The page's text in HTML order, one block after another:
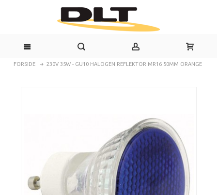
FORSIDE 230V 35W - GU10 HALOGEN REFLEKTOR MR16 50MM ORANGE